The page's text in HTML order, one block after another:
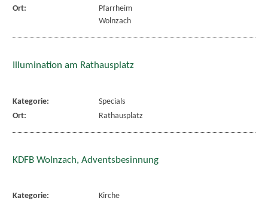
Ort:
Pfarrheim
Wolnzach
Illumination am Rathausplatz
Kategorie:
Specials
Ort:
Rathausplatz
KDFB Wolnzach, Adventsbesinnung
Kategorie:
Kirche